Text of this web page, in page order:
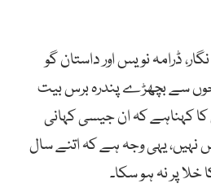
ڈرامہ نویس اور داستان گو
سے بچھڑے پندرہ برس بیت
کا کہناہے کہ ان جیسی کہانی
یہی وجہ ہے کہ اتنے سال
پر نہ ہو سکا۔